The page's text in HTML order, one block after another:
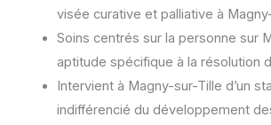
visée curative et palliative à
Soins centrés sur la personne sur
aptitude spécifique à la résolution
Intervient à Magny-sur-Tille d’un
indifférencié du développement